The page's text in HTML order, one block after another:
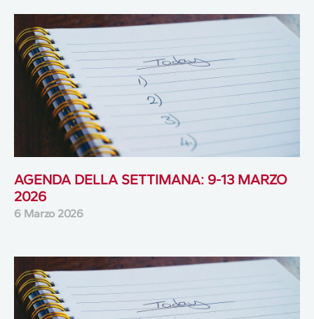
AGENDA DELLA SETTIMANA: 9-13 MARZO
2026
6 Marzo 2026